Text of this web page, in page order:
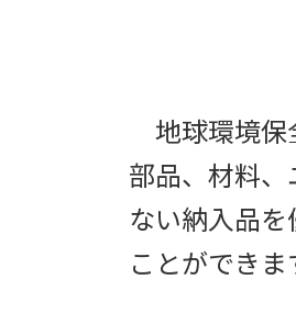
地球環境保
部品、材料
ない納入品
ことができま